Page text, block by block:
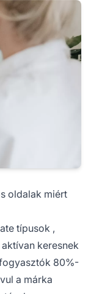
oldalak miért
típusok ,
keresnek
80%-
a márka